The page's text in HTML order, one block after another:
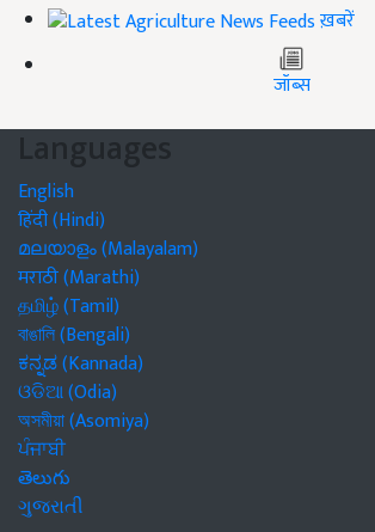
ख़बरें
जॉब्स
Languages
English
हिंदी (Hindi)
മലയാളം (Malayalam)
मराठी (Marathi)
தமிழ் (Tamil)
বাঙালি (Bengali)
ಕನ್ನಡ (Kannada)
ଓଡିଆ (Odia)
অসমীয়া (Asomiya)
ਪੰਜਾਬੀ
తెలుగు
ગુજરાતી